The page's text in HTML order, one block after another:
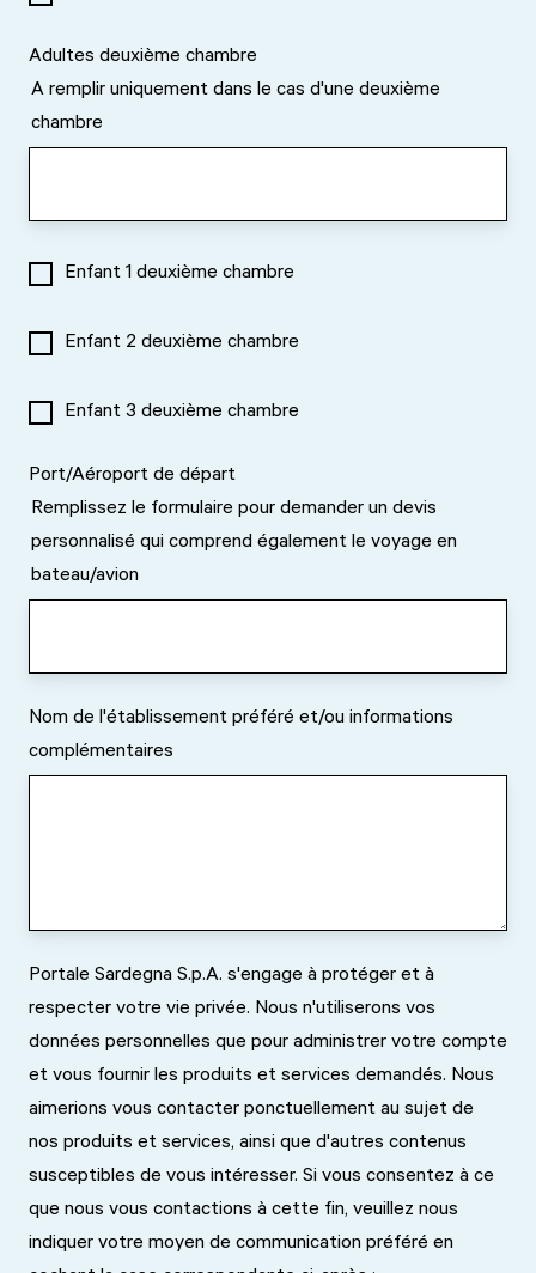
Adultes deuxième chambre
A remplir uniquement dans le cas d'une deuxième
chambre
Enfant 1 deuxième chambre
Enfant 2 deuxième chambre
Enfant 3 deuxième chambre
Port/Aéroport de départ
Remplissez le formulaire pour demander un devis
personnalisé qui comprend également le voyage en
bateau/avion
Nom de l'établissement préféré et/ou informations
complémentaires
Portale Sardegna S.p.A. s'engage à protéger et à
respecter votre vie privée. Nous n'utiliserons vos
données personnelles que pour administrer votre compte
et vous fournir les produits et services demandés. Nous
aimerions vous contacter ponctuellement au sujet de
nos produits et services, ainsi que d'autres contenus
susceptibles de vous intéresser. Si vous consentez à ce
que nous vous contactions à cette fin, veuillez nous
indiquer votre moyen de communication préféré en